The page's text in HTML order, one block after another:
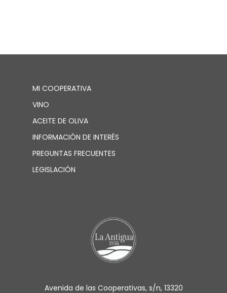
MI COOPERATIVA
VINO
ACEITE DE OLIVA
INFORMACIÓN DE INTERÉS
PREGUNTAS FRECUENTES
LEGISLACIÓN
Avenida de las Cooperativas, s/n, 13320